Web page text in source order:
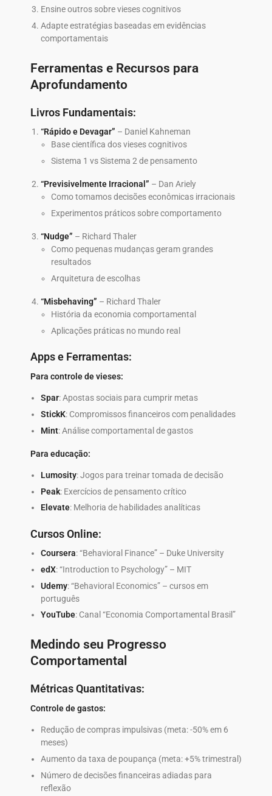
Ensine outros sobre vieses cognitivos
Adapte estratégias baseadas em evidências
comportamentais
Ferramentas e Recursos para
Aprofundamento
Livros Fundamentais:
“Rápido e Devagar” – Daniel Kahneman
Base científica dos vieses cognitivos
Sistema 1 vs Sistema 2 de pensamento
“Previsivelmente Irracional” – Dan Ariely
Como tomamos decisões econômicas irracionais
Experimentos práticos sobre comportamento
“Nudge” – Richard Thaler
Como pequenas mudanças geram grandes
resultados
Arquitetura de escolhas
“Misbehaving” – Richard Thaler
História da economia comportamental
Aplicações práticas no mundo real
Apps e Ferramentas:
Para controle de vieses:
Spar: Apostas sociais para cumprir metas
StickK: Compromissos financeiros com penalidades
Mint: Análise comportamental de gastos
Para educação:
Lumosity: Jogos para treinar tomada de decisão
Peak: Exercícios de pensamento crítico
Elevate: Melhoria de habilidades analíticas
Cursos Online:
Coursera: “Behavioral Finance” – Duke University
edX: “Introduction to Psychology” – MIT
Udemy: “Behavioral Economics” – cursos em
português
YouTube: Canal “Economia Comportamental Brasil”
Medindo seu Progresso
Comportamental
Métricas Quantitativas:
Controle de gastos:
Redução de compras impulsivas (meta: -50% em 6
meses)
Aumento da taxa de poupança (meta: +5% trimestral)
Número de decisões financeiras adiadas para
reflexão